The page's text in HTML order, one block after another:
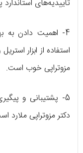
تأییدیه‌های
4- اهمیت دادن به
استفاده از ابزار
مزوتراپی خوب است.
5- پشتیبانی و
دکتر مزوتراپی ملارد